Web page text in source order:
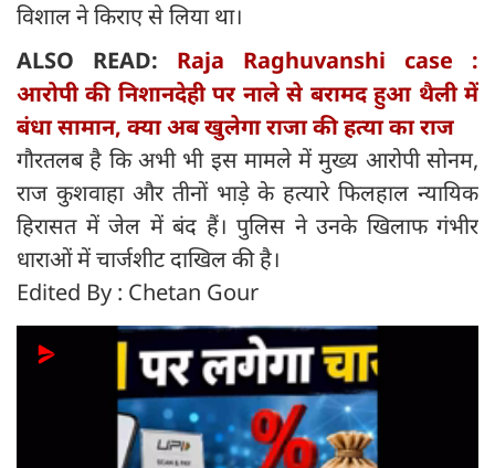
विशाल ने किराए से लिया था।
ALSO READ: Raja Raghuvanshi case :
आरोपी की निशानदेही पर नाले से बरामद हुआ थैली में
बंधा सामान, क्‍या अब खुलेगा राजा की हत्‍या का राज
गौरतलब है कि अभी भी इस मामले में मुख्य आरोपी सोनम,
राज कुशवाहा और तीनों भाड़े के हत्यारे फिलहाल न्यायिक
हिरासत में जेल में बंद हैं। पुलिस ने उनके खिलाफ गंभीर
धाराओं में चार्जशीट दाखिल की है।
Edited By : Chetan Gour